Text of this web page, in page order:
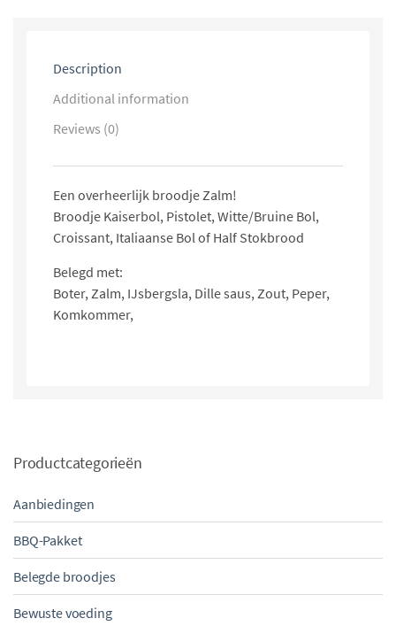
Description
Additional information
Reviews (0)
Een overheerlijk broodje Zalm!
Broodje Kaiserbol, Pistolet, Witte/Bruine Bol,
Croissant, Italiaanse Bol of Half Stokbrood
Belegd met:
Boter, Zalm, IJsbergsla, Dille saus, Zout, Peper,
Komkommer,
Productcategorieën
Aanbiedingen
BBQ-Pakket
Belegde broodjes
Bewuste voeding